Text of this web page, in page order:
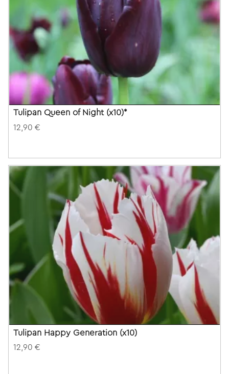
Tulipan Queen of Night (x10)*
12,90 €
Tulipan Happy Generation (x10)
12,90 €